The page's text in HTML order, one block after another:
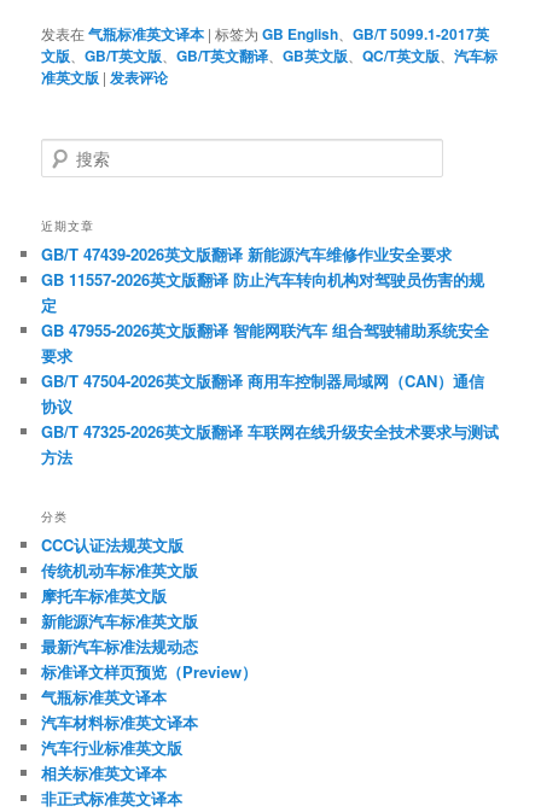
发表在气瓶标准英文译本 |标签为 GB English 、GB/T 5099.1-2017英
文版 、GB/T英文版 、GB/T英文翻译 、GB英文版 、QC/T英文版 、汽车标
准英文版 | 发表评论
搜
索
近期文章
GB/T 47439-2026英文版翻译 新能源汽车维修作业安全要求
GB 11557-2026英文版翻译 防止汽车转向机构对驾驶员伤害的规
定
GB 47955-2026英文版翻译 智能网联汽车 组合驾驶辅助系统安全
要求
GB/T 47504-2026英文版翻译 商用车控制器局域网（CAN）通信
协议
GB/T 47325-2026英文版翻译 车联网在线升级安全技术要求与测试
方法
分类
CCC认证法规英文版
传统机动车标准英文版
摩托车标准英文版
新能源汽车标准英文版
最新汽车标准法规动态
标准译文样页预览（Preview）
气瓶标准英文译本
汽车材料标准英文译本
汽车行业标准英文版
相关标准英文译本
非正式标准英文译本